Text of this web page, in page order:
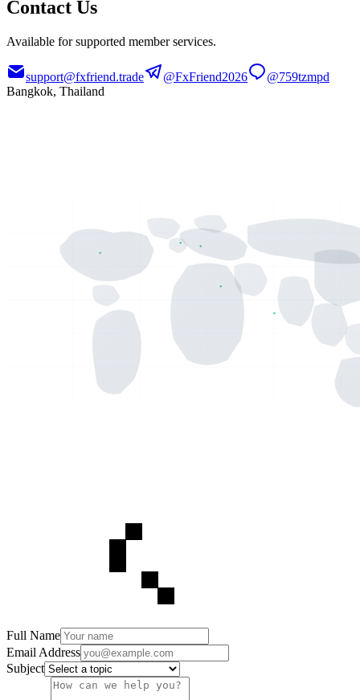
Contact Us
Available for supported member services.
support@fxfriend.trade @FxFriend2026
@759tzmpd
Bangkok, Thailand
Full Name
Email Address
Subject